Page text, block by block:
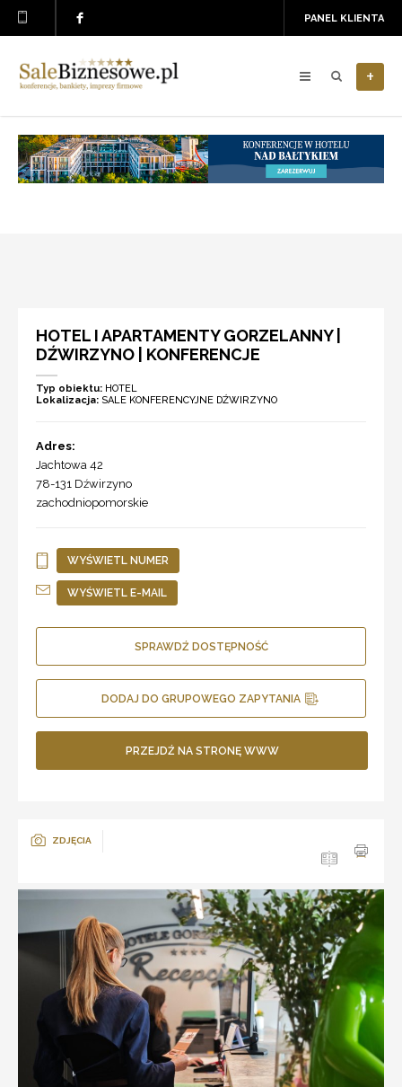
PANEL KLIENTA
+
HOTEL I APARTAMENTY GORZELANNY |
DŹWIRZYNO | KONFERENCJE
Typ obiektu: HOTEL
Lokalizacja: SALE KONFERENCYJNE DŹWIRZYNO
Adres:
Jachtowa 42
78-131 Dźwirzyno
zachodniopomorskie
WYŚWIETL NUMER
WYŚWIETL E-MAIL
SPRAWDŹ DOSTĘPNOŚĆ
DODAJ DO GRUPOWEGO ZAPYTANIA
PRZEJDŹ NA STRONĘ WWW
ZDJĘCIA